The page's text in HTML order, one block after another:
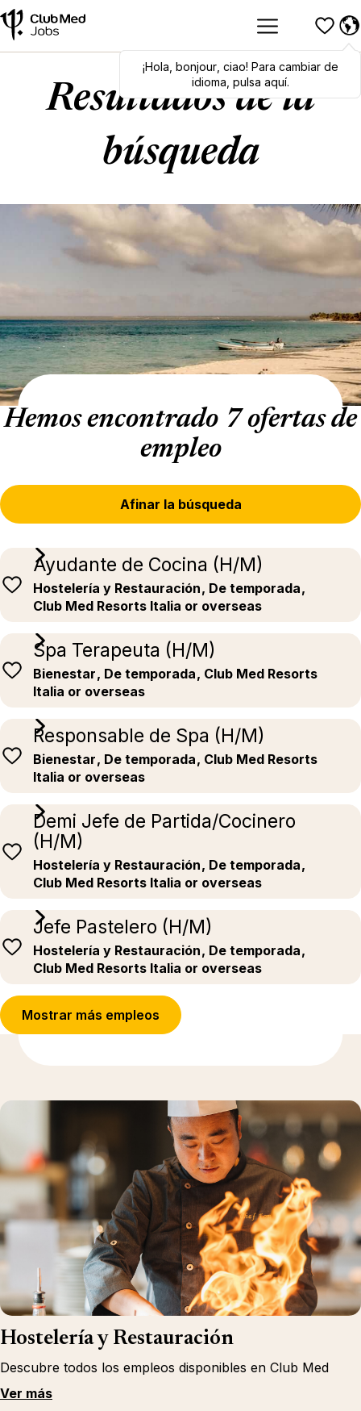
Hola,bonjour,ciao! To switch
languages, click here!
¡Hola bonjour, ciao! Para cambiar de
idioma, pulsa aquí.
Resultados de la
búsqueda
Hemos encontrado 7 ofertas de
empleo
Afinar la búsqueda
Ayudante de Cocina (H/M)
Hostelería y Restauración, De temporada,
Club Med Resorts Italia or overseas
Spa Terapeuta (H/M)
Bienestar, De temporada, Club Med Resorts
Italia or overseas
Responsable de Spa (H/M)
Bienestar, De temporada, Club Med Resorts
Italia or overseas
Demi Jefe de Partida/Cocinero
(H/M)
Hostelería y Restauración, De temporada,
Club Med Resorts Italia or overseas
Jefe Pastelero (H/M)
Hostelería y Restauración, De temporada,
Club Med Resorts Italia or overseas
Mostrar más empleos
Hostelería y Restauración
Descubre todos los empleos disponibles en Club Med
Ver más